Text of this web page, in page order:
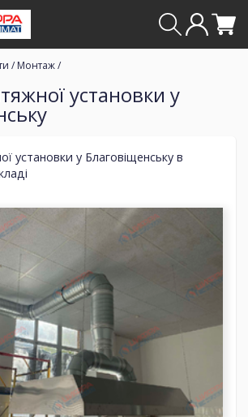
/ Монтаж/
установки у
установки у Благовіщенську в